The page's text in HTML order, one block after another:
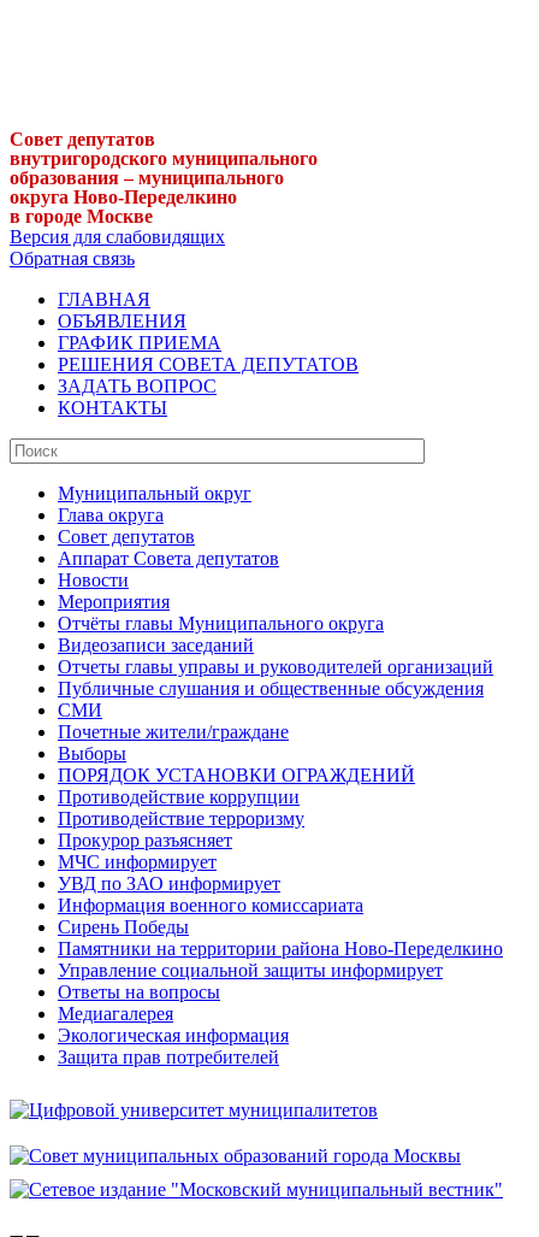
Совет депутатов
внутригородского муниципального
образования – муниципального
округа Ново-Переделкино
в городе Москве
Версия для слабовидящих
Обратная связь
ГЛАВНАЯ
ОБЪЯВЛЕНИЯ
ГРАФИК ПРИЕМА
РЕШЕНИЯ СОВЕТА ДЕПУТАТОВ
ЗАДАТЬ ВОПРОС
КОНТАКТЫ
Муниципальный округ
Глава округа
Совет депутатов
Аппарат Совета депутатов
Новости
Мероприятия
Отчёты главы Муниципального округа
Видеозаписи заседаний
Отчеты главы управы и руководителей организаций
Публичные слушания и общественные обсуждения
СМИ
Почетные жители/граждане
Выборы
ПОРЯДОК УСТАНОВКИ ОГРАЖДЕНИЙ
Противодействие коррупции
Противодействие терроризму
Прокурор разъясняет
МЧС информирует
УВД по ЗАО информирует
Информация военного комиссариата
Сирень Победы
Памятники на территории района Ново-Переделкино
Управление социальной защиты информирует
Ответы на вопросы
Медиагалерея
Экологическая информация
Защита прав потребителей